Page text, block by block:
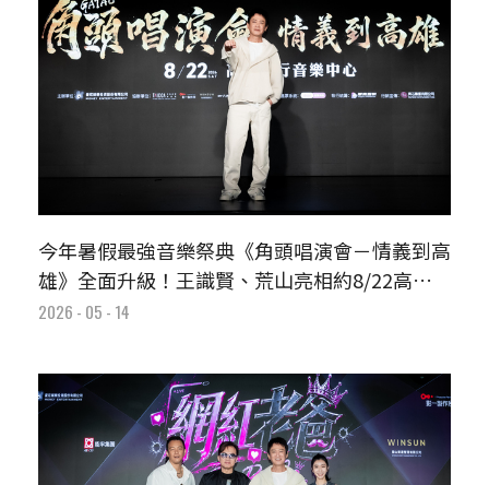
今年暑假最強音樂祭典《角頭唱演會－情義到高
雄》全面升級！王識賢、荒山亮相約8/22高雄
見
2026 - 05 - 14